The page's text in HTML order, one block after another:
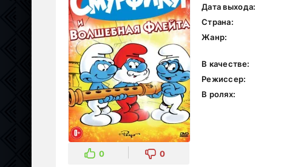
0 0
Дата выхода:
Страна:
Жанр:
В качестве:
Режиссер:
В ролях: